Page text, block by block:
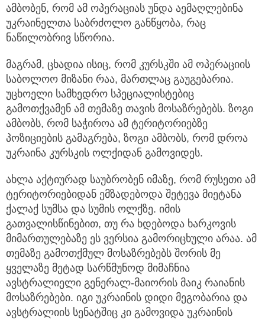
ამბობენ, რომ ამ ოპერაციას უნდა აემაღლებინა
უკრაინელთა საბრძოლო განწყობა, რაც
ნაწილობრივ სწორია.
მაგრამ, ცხადია ისიც, რომ კურსკში ამ ოპერაციის
საბოლოო მიზანი რაა, მართლაც გაუგებარია.
უცხოელი სამხედრო სპეციალისტებიც
გამოთქვამენ ამ თემაზე თავის მოსაზრებებს. ზოგი
ამბობს, რომ საჭიროა ამ ტერიტორიებზე
პოზიციების გამაგრება, ზოგი ამბობს, რომ დროა
უკრაინა კურსკის ოლქიდან გამოვიდეს.
ახლა აქტიურად საუბრობენ იმაზე, რომ რუსეთი ამ
ტერიტორიებიდან ემზადებოდა შეტევა მიეტანა
ქალაქ სუმსა და სუმის ოლქზე. იმის
გათვალისწინებით, თუ რა ხდებოდა ხარკოვის
მიმართულებაზე ეს ვერსია გამორიცხული არაა. ამ
თემაზე გამოთქმულ მოსაზრებებს შორის მე
ყველაზე მეტად სარწმუნოდ მიმაჩნია
ავსტრალიელი გენერალ-მაიორის მაიკ რაიანის
მოსაზრებები. იგი უკრაინის დიდი მეგობარია და
ავსტრალიის სენატშიც კი გამოვიდა უკრაინის